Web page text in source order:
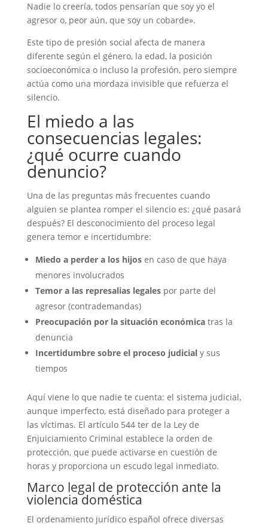
Nadie lo creería, todos pensarían que soy yo el
agresor o, peor aún, que soy un cobarde».
Este tipo de presión social afecta de manera
diferente según el género, la edad, la posición
socioeconómica o incluso la profesión, pero siempre
actúa como una mordaza invisible que refuerza el
silencio.
El miedo a las
consecuencias legales:
¿qué ocurre cuando
denuncio?
Una de las preguntas más frecuentes cuando
alguien se plantea romper el silencio es: ¿qué pasará
después? El desconocimiento del proceso legal
genera temor e incertidumbre:
Miedo a perder a los hijosen caso de que haya
menores involucrados
Temor a las represalias legalespor parte del
agresor (contrademandas)
Preocupación por la situación económicatras la
denuncia
Incertidumbre sobre el proceso judicialy sus
tiempos
Aquí viene lo que nadie te cuenta: el sistema judicial,
aunque imperfecto, está diseñado para proteger a
las víctimas. El artículo 544 ter de la Ley de
Enjuiciamiento Criminal establece la orden de
protección, que puede activarse en cuestión de
horas y proporciona un escudo legal inmediato.
Marco legal de protección ante la
violencia doméstica
El ordenamiento jurídico español ofrece diversas